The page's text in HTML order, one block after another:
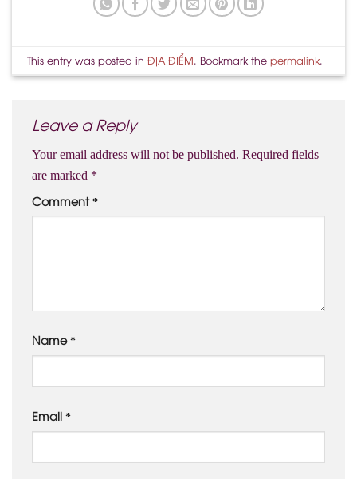
This entry was posted inĐỊA ĐIỂM. Bookmark thepermalink.
Leave a Reply
Your email address will not be published. Required fields
are marked *
Comment*
Name*
Email *